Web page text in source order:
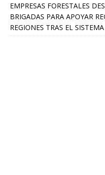
EMPRESAS FORESTALES
BRIGADAS PARA APOYAR
REGIONES TRAS EL